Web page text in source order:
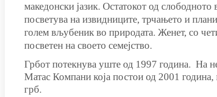
македонски јазик. Остатокот од слободното
посветува на извидниците, трчањето и
голем вљубеник во природата. Женет, со
посветен на своето семејство.
Грбот потекнува уште од 1997 година. На
Матас Компани која постои од 2001 година,
грб.